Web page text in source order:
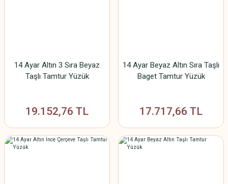
14 Ayar Altın 3 Sıra Beyaz
Taşlı Tamtur Yüzük
19.152,76 TL
14 Ayar Beyaz Altın Sıra Taşlı
Baget Tamtur Yüzük
17.717,66 TL